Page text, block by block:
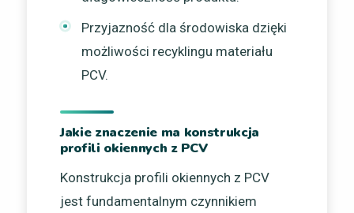
Przyjazność dla środowiska dzięki
możliwości recyklingu materiału
PCV.
Jakie znaczenie ma konstrukcja
profili okiennych z PCV
Konstrukcja profili okiennych z PCV
jest fundamentalnym czynnikiem